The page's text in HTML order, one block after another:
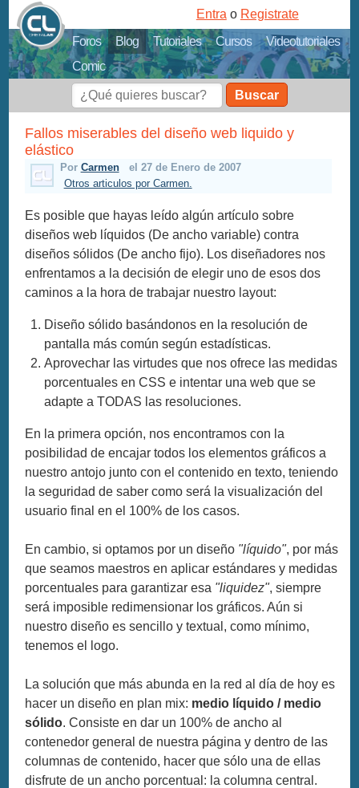
Foros Blog Tutoriales Cursos
Videotutoriales
Comic
Entra o Registrate
Buscar
Fallos miserables del diseño web liquido y
elástico
Por Carmen
el 27 de Enero de 2007
Otros articulos por Carmen.
Es posible que hayas leído algún artículo sobre
diseños web líquidos (De ancho variable) contra
diseños sólidos (De ancho fijo). Los diseñadores nos
enfrentamos a la decisión de elegir uno de esos dos
caminos a la hora de trabajar nuestro layout:
Diseño sólido basándonos en la resolución de
pantalla más común según estadísticas.
Aprovechar las virtudes que nos ofrece las medidas
porcentuales en CSS e intentar una web que se
adapte a TODAS las resoluciones.
En la primera opción, nos encontramos con la
posibilidad de encajar todos los elementos gráficos a
nuestro antojo junto con el contenido en texto, teniendo
la seguridad de saber como será la visualización del
usuario final en el 100% de los casos.
En cambio, si optamos por un diseño "líquido", por más
que seamos maestros en aplicar estándares y medidas
porcentuales para garantizar esa "liquidez", siempre
será imposible redimensionar los gráficos. Aún si
nuestro diseño es sencillo y textual, como mínimo,
tenemos el logo.
La solución que más abunda en la red al día de hoy es
hacer un diseño en plan mix: medio líquido / medio
sólido. Consiste en dar un 100% de ancho al
contenedor general de nuestra página y dentro de las
columnas de contenido, hacer que sólo una de ellas
disfrute de un ancho porcentual: la columna central.